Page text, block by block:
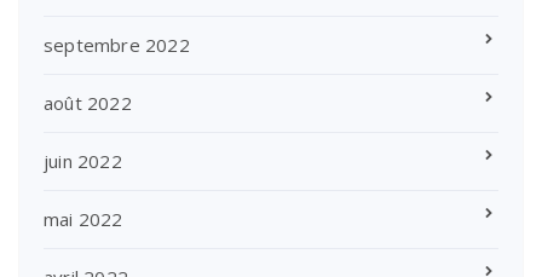
septembre 2022
août 2022
juin 2022
mai 2022